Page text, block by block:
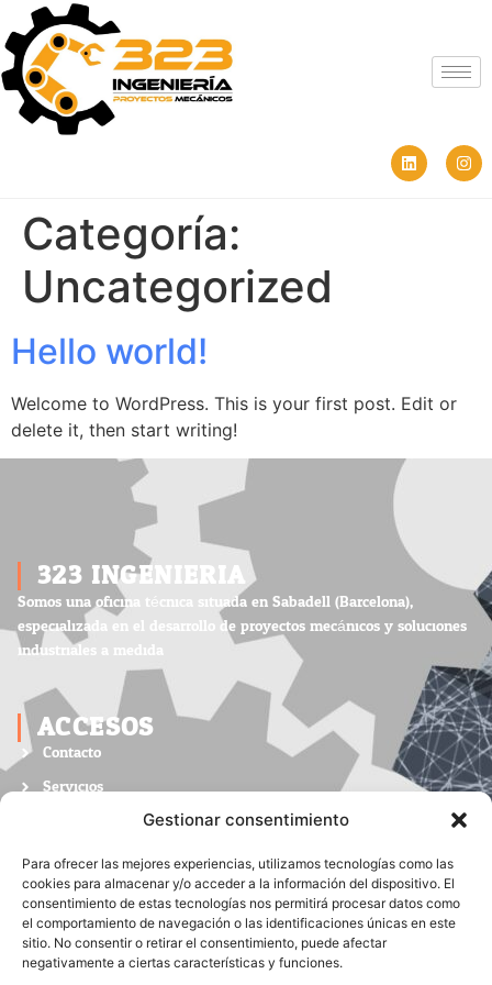
Gestionar consentimiento
Para ofrecer las mejores experiencias, utilizamos tecnologías como las
cookies para almacenar y/o acceder a la información del dispositivo. El
consentimiento de estas tecnologías nos permitirá procesar datos como
el comportamiento de navegación o las identificaciones únicas en este
sitio. No consentir o retirar el consentimiento, puede afectar
negativamente a ciertas características y funciones.
Categoría:
Uncategorized
Hello world!
Welcome to WordPress. This is your first post. Edit or
delete it, then start writing!
323 INGENIERIA
Somos una oficina técnica situada en Sabadell (Barcelona),
especializada en el desarrollo de proyectos mecánicos y soluciones
industriales a medida.
ACCESOS
Contacto
Servicios
LINKS
List Item #1
List Item #2
List Item #3